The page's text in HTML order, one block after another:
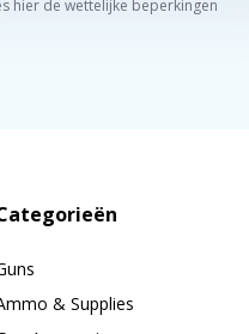
hier de wettelijke beperkingen
& Supplies